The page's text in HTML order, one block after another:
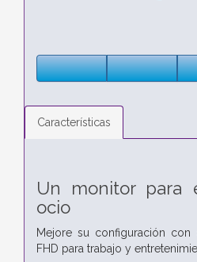
Características
Un monitor para
ocio
Mejore su configuración con
FHD para trabajo y